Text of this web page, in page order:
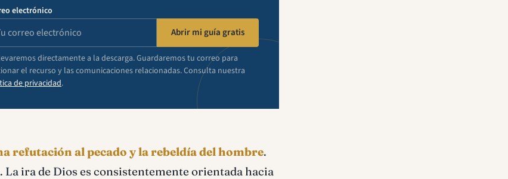
electrónico
Abrir mi guía gratis
directamente a la descarga. Guardaremos tu correo para
el recurso y las comunicaciones relacionadas. Consulta nuestra
de privacidad.
refutación al pecado y la rebeldía del hombre.
ira de Dios es consistentemente orientada hacia